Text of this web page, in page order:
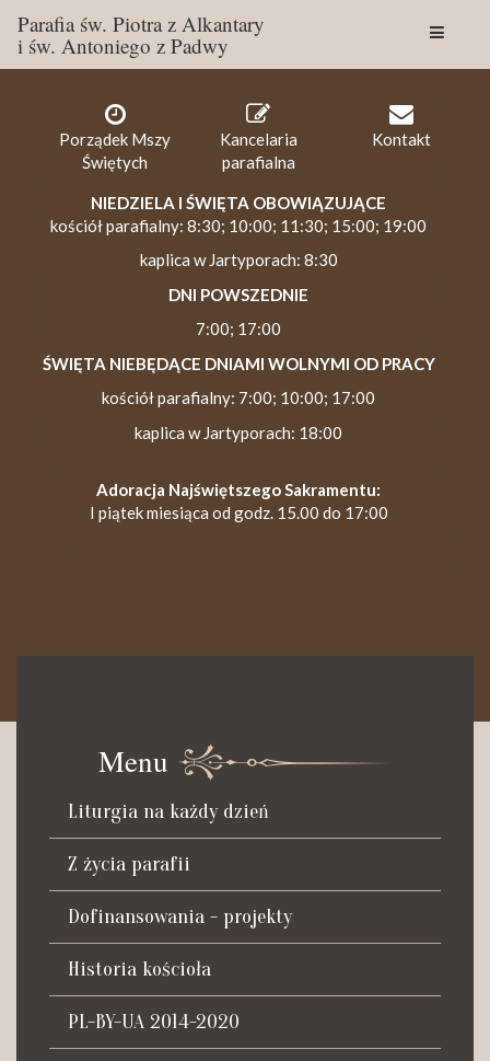
Parafia św. Piotra z Alkantary
i św. Antoniego z Padwy
Porządek Mszy
Świętych
Kancelaria
parafialna
Kontakt
NIEDZIELA I ŚWIĘTA OBOWIĄZUJĄCE
kościół parafialny: 8:30; 10:00; 11:30; 15:00; 19:00
kaplica w Jartyporach: 8:30
DNI POWSZEDNIE
7:00; 17:00
ŚWIĘTA NIEBĘDĄCE DNIAMI WOLNYMI OD PRACY
kościół parafialny: 7:00; 10:00; 17:00
kaplica w Jartyporach: 18:00
Adoracja Najświętszego Sakramentu:
I piątek miesiąca od godz. 15.00 do 17:00
Czynna od poniedziałku do soboty do godz. 8.30 oraz po Mszy
św. wieczornej do godz. 18.00.
Telefon dyżurny: +48 665 034 305
Zwiedzanie kościoła i ekspozycji muzealnej:
kustosz-przewodnik
Roman Postek + 48 667 684 406
Parafia św. Piotra z Alkantary
i św. Antoniego z Padwy
Tadeusza Kościuszki 27a
07-100 Węgrów
Menu
Liturgia na każdy dzień
Z życia parafii
Dofinansowania - projekty
Historia kościoła
PL-BY-UA 2014-2020